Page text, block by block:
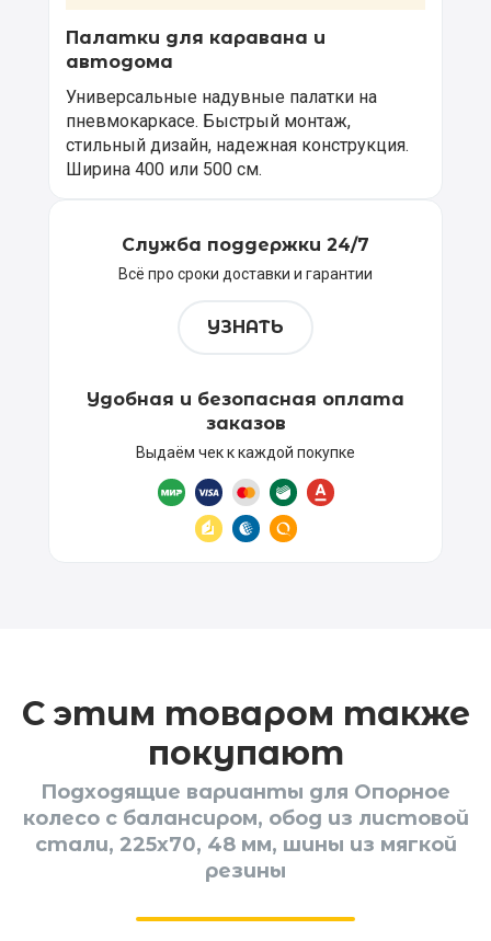
Палатки для каравана и
автодома
Универсальные надувные палатки на
пневмокаркасе. Быстрый монтаж,
стильный дизайн, надежная конструкция.
Ширина 400 или 500 см.
Служба поддержки 24/7
Всё про сроки доставки и гарантии
УЗНАТЬ
Удобная и безопасная оплата
заказов
Выдаём чек к каждой покупке
С этим товаром также
покупают
Подходящие варианты для Опорное
колесо с балансиром, обод из листовой
стали, 225x70, 48 мм, шины из мягкой
резины